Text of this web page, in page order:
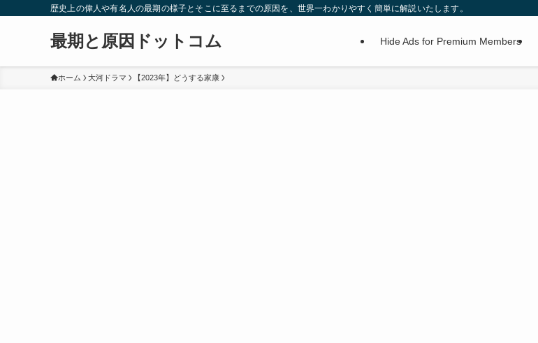
歴史上の偉人や有名人の最期の様子とそこに至るまでの原因を、世界一わかりやすく簡単に解説いたします。
最期と原因ドットコム Hide Ads for Premium Members
ホーム 大河ドラマ 【2023年】どうする家康